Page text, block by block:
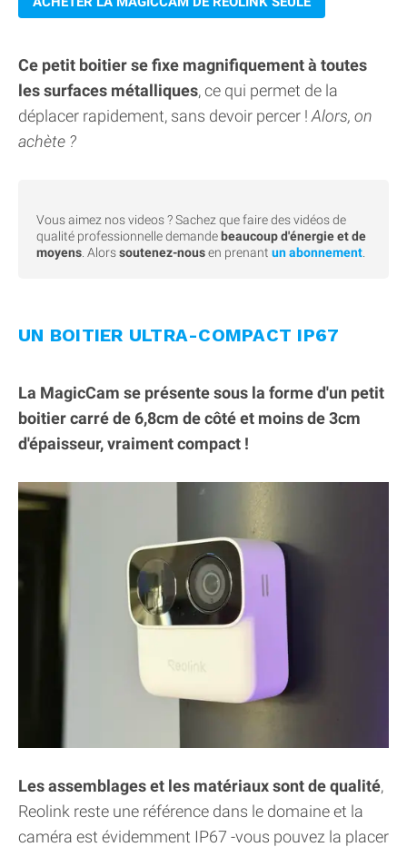
Ce petit boitier se fixe magnifiquement à toutes
les surfaces métalliques, ce qui permet de la
déplacer rapidement, sans devoir percer ! Alors, on
achète ?
Vous aimez nos videos ? Sachez que faire des vidéos de
qualité professionnelle demande beaucoup d'énergie et de
moyens . Alorssoutenez-nousen prenant un abonnement
UN BOITIER ULTRA-COMPACT IP67
La MagicCam se présente sous la forme d'un petit
boitier carré de 6,8cm de côté et moins de 3cm
d'épaisseur, vraiment compact !
Les assemblages et les matériaux sont de qualité,
Reolink reste une référence dans le domaine et la
caméra est évidemment IP67 -vous pouvez la placer